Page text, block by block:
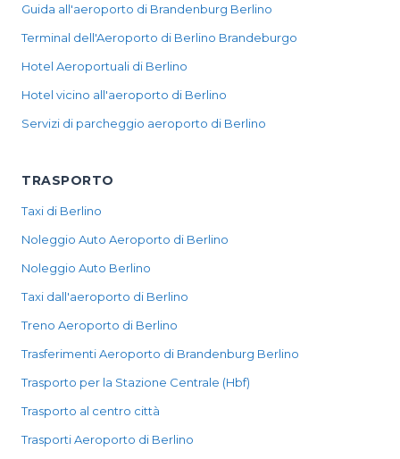
Guida all'aeroporto di Brandenburg Berlino
Terminal dell'Aeroporto di Berlino Brandeburgo
Hotel Aeroportuali di Berlino
Hotel vicino all'aeroporto di Berlino
Servizi di parcheggio aeroporto di Berlino
TRASPORTO
Taxi di Berlino
Noleggio Auto Aeroporto di Berlino
Noleggio Auto Berlino
Taxi dall'aeroporto di Berlino
Treno Aeroporto di Berlino
Trasferimenti Aeroporto di Brandenburg Berlino
Trasporto per la Stazione Centrale (Hbf)
Trasporto al centro città
Trasporti Aeroporto di Berlino